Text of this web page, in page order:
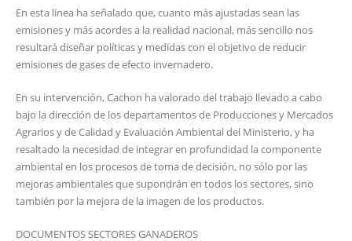
En esta línea ha señalado que, cuanto más ajustadas sean las
emisiones y más acordes a la realidad nacional, más sencillo nos
resultará diseñar políticas y medidas con el objetivo de reducir
emisiones de gases de efecto invernadero.
En su intervención, Cachon ha valorado del trabajo llevado a cabo
bajo la dirección de los departamentos de Producciones y Mercados
Agrarios y de Calidad y Evaluación Ambiental del Ministerio, y ha
resaltado la necesidad de integrar en profundidad la componente
ambiental en los procesos de toma de decisión, no sólo por las
mejoras ambientales que supondrán en todos los sectores, sino
también por la mejora de la imagen de los productos.
DOCUMENTOS SECTORES GANADEROS